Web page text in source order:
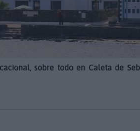
sobre todo en Caleta de